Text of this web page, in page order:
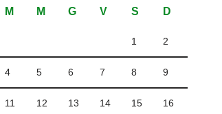
M M G V S D
1 2
4 5 6 7 8 9
11 12 13 14 15 16